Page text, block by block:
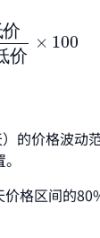
价
价
× 100
日内最高价
的价格波动
格区间的